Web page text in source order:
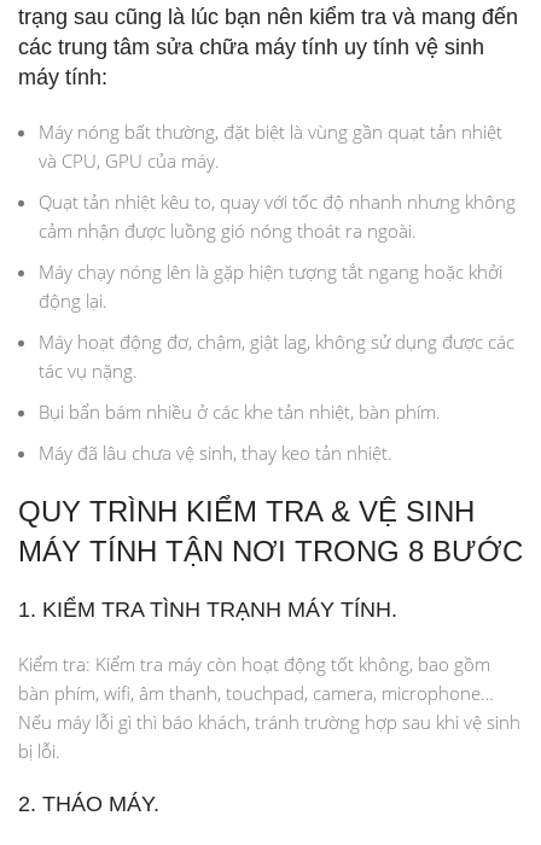
trạng sau cũng là lúc bạn nên kiểm tra và mang đến
các trung tâm sửa chữa máy tính uy tính vệ sinh
máy tính:
Máy nóng bất thường, đặt biệt là vùng gần quạt tản nhiệt
và CPU, GPU của máy.
Quạt tản nhiệt kêu to, quay với tốc độ nhanh nhưng không
cảm nhận được luồng gió nóng thoát ra ngoài.
Máy chạy nóng lên là gặp hiện tượng tắt ngang hoặc khởi
động lại.
Máy hoạt động đơ, chậm, giật lag, không sử dụng được các
tác vụ nặng.
Bụi bẩn bám nhiều ở các khe tản nhiệt, bàn phím.
Máy đã lâu chưa vệ sinh, thay keo tản nhiệt.
QUY TRÌNH KIỂM TRA & VỆ SINH
MÁY TÍNH TẬN NƠI TRONG 8 BƯỚC
1. KIỂM TRA TÌNH TRẠNH MÁY TÍNH.
Kiểm tra: Kiểm tra máy còn hoạt động tốt không, bao gồm
bàn phím, wifi, âm thanh, touchpad, camera, microphone…
Nếu máy lỗi gì thì báo khách, tránh trường hợp sau khi vệ sinh
bị lỗi.
2. THÁO MÁY.